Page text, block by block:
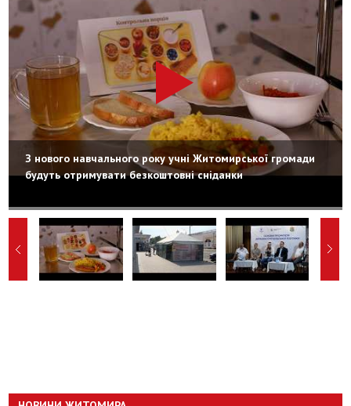
З нового навчального року учні Житомирської громади
будуть отримувати безкоштовні сніданки